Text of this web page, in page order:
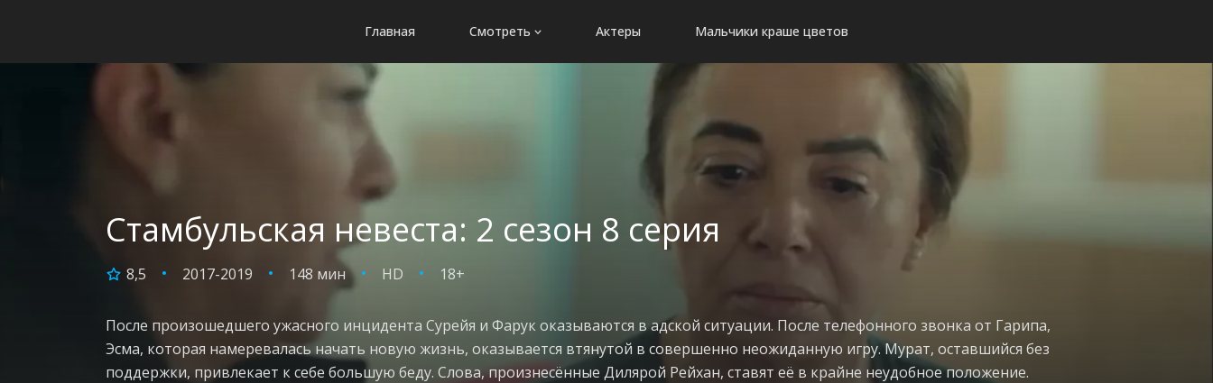
Главная Смотреть Актеры Мальчики краше цветов
Стамбульская невеста: 2 сезон 8 серия
8,5 2017-2019 148 мин HD 18+
После произошедшего ужасного инцидента Сурейя и Фарук оказываются в адской ситуации. После телефонного звонка от Гарипа,
Эсма, которая намеревалась начать новую жизнь, оказывается втянутой в совершенно неожиданную игру. Мурат, оставшийся без
поддержки, привлекает к себе большую беду. Слова, произнесённые Дилярой Рейхан, ставят её в крайне неудобное положение.